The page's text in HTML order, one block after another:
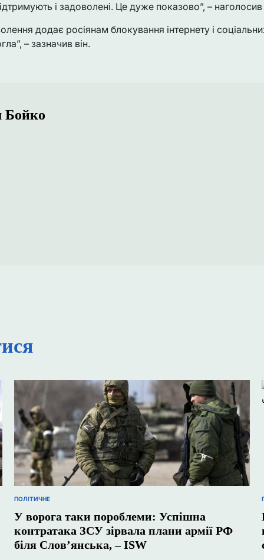
і задоволені. Це дуже показово”, –
додає росіянам блокування інтернету і
– зазначив він.
Бойко
ОПУБЛІКУВАТИ
ПОЛІТИЧНЕ
У ворога таки пороблеми: Успішна
контратака ЗСУ зірвала плани армії РФ
біля Слов’янська, – ISW